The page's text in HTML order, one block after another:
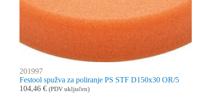
201997
Festool spužva za poliranje PS STF D150x30 OR/5
104,46 € (PDV uključen)